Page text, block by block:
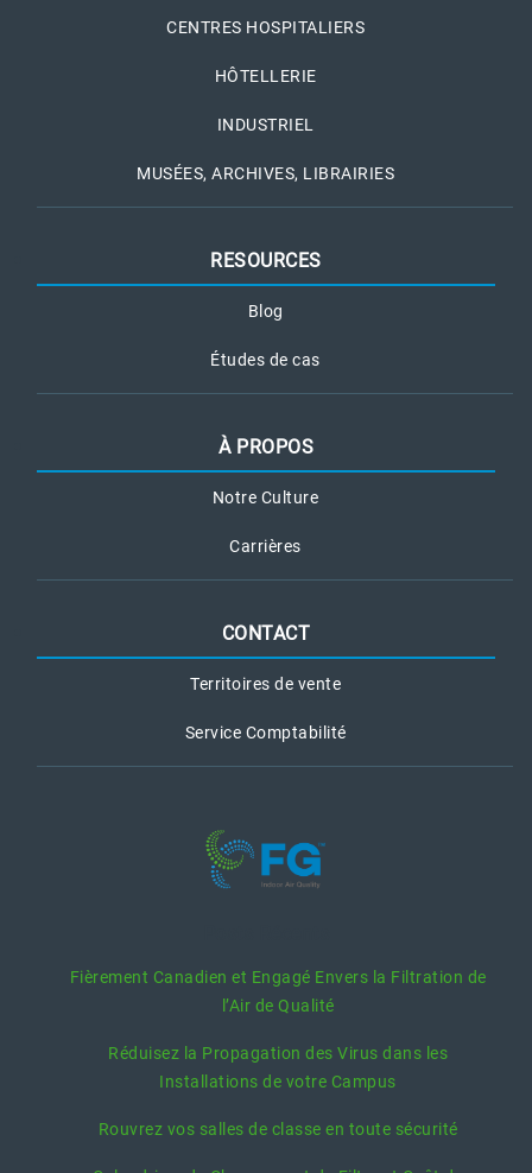
CENTRES HOSPITALIERS
HÔTELLERIE
INDUSTRIEL
MUSÉES, ARCHIVES, LIBRAIRIES
RESOURCES
Blog
Études de cas
À PROPOS
Notre Culture
Carrières
CONTACT
Territoires de vente
Service Comptabilité
Fièrement Canadien et Engagé Envers la Filtration de
l’Air de Qualité
Réduisez la Propagation des Virus dans les
Installations de votre Campus
Rouvrez vos salles de classe en toute sécurité